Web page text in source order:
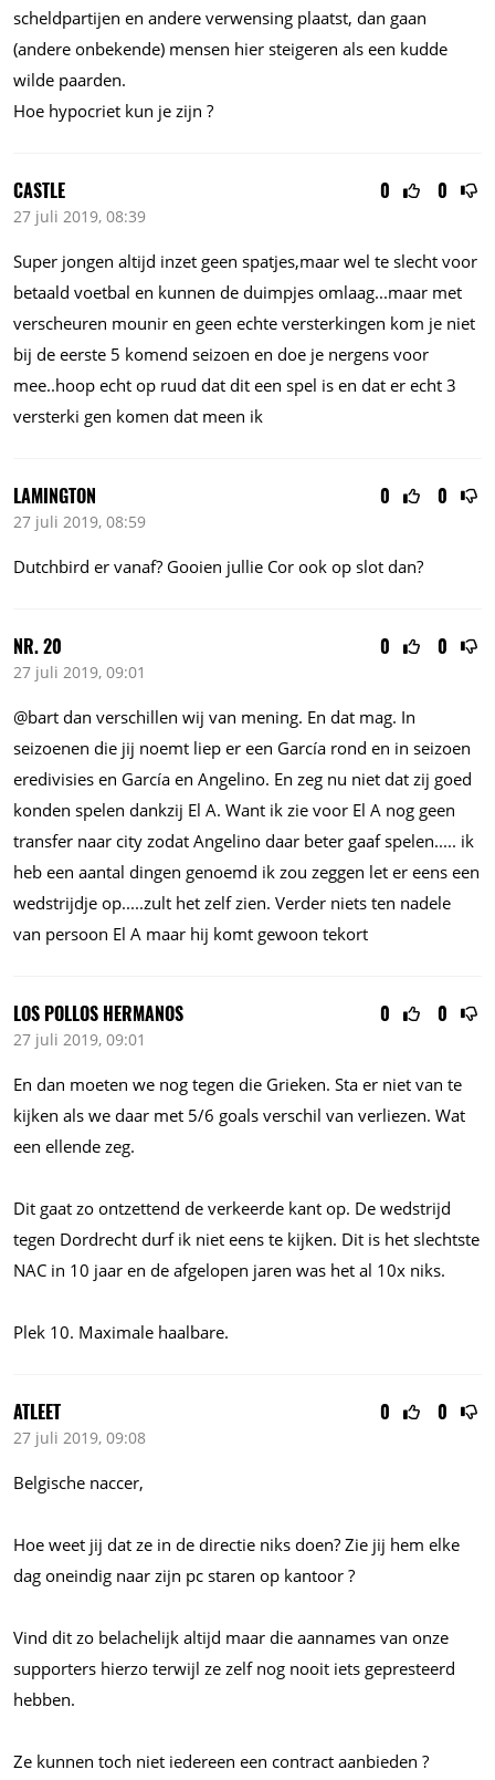
scheldpartijen en andere verwensing plaatst, dan gaan
(andere onbekende) mensen hier steigeren als een kudde
wilde paarden.
Hoe hypocriet kun je zijn ?
0 0
CASTLE
27 juli 2019, 08:39
Super jongen altijd inzet geen spatjes,maar wel te slecht voor
betaald voetbal en kunnen de duimpjes omlaag...maar met
verscheuren mounir en geen echte versterkingen kom je niet
bij de eerste 5 komend seizoen en doe je nergens voor
mee..hoop echt op ruud dat dit een spel is en dat er echt 3
versterki gen komen dat meen ik
0 0
LAMINGTON
27 juli 2019, 08:59
Dutchbird er vanaf? Gooien jullie Cor ook op slot dan?
0 0
NR. 20
27 juli 2019, 09:01
@bart dan verschillen wij van mening. En dat mag. In
seizoenen die jij noemt liep er een García rond en in seizoen
eredivisies en García en Angelino. En zeg nu niet dat zij goed
konden spelen dankzij El A. Want ik zie voor El A nog geen
transfer naar city zodat Angelino daar beter gaaf spelen..... ik
heb een aantal dingen genoemd ik zou zeggen let er eens een
wedstrijdje op.....zult het zelf zien. Verder niets ten nadele
van persoon El A maar hij komt gewoon tekort
0 0
LOS POLLOS HERMANOS
27 juli 2019, 09:01
En dan moeten we nog tegen die Grieken. Sta er niet van te
kijken als we daar met 5/6 goals verschil van verliezen. Wat
een ellende zeg.
Dit gaat zo ontzettend de verkeerde kant op. De wedstrijd
tegen Dordrecht durf ik niet eens te kijken. Dit is het slechtste
NAC in 10 jaar en de afgelopen jaren was het al 10x niks.
Plek 10. Maximale haalbare.
0 0
ATLEET
27 juli 2019, 09:08
Belgische naccer,
Hoe weet jij dat ze in de directie niks doen? Zie jij hem elke
dag oneindig naar zijn pc staren op kantoor ?
Vind dit zo belachelijk altijd maar die aannames van onze
supporters hierzo terwijl ze zelf nog nooit iets gepresteerd
hebben.
Ze kunnen toch niet iedereen een contract aanbieden ?